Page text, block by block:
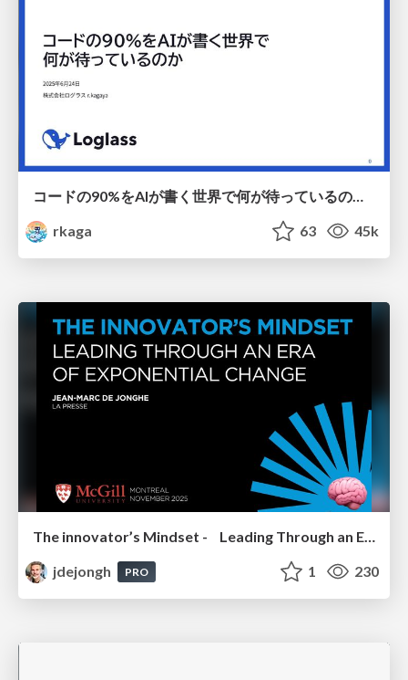
コードの90%をAIが書く世界で何が待っているのか / What awaits us in a world where 90% of the code is written by AI
rkaga
63 45k
jdejongh
PRO 1 230